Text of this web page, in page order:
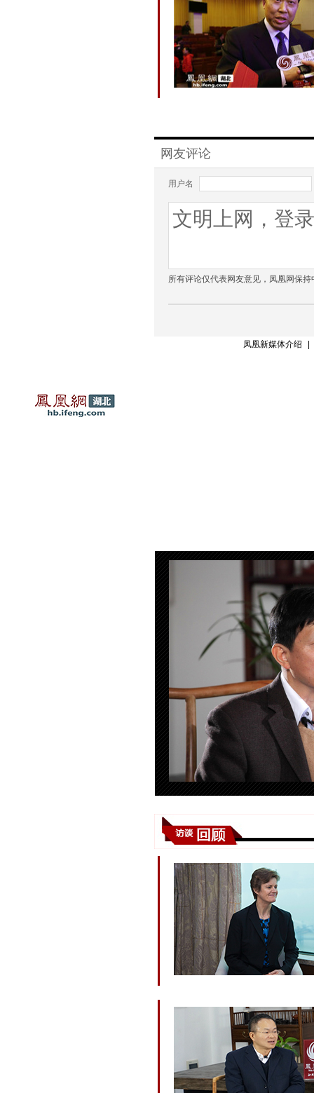
网友评论
用户名
所有评论仅代表网友意见，凤凰网保持
凤凰新媒体介绍